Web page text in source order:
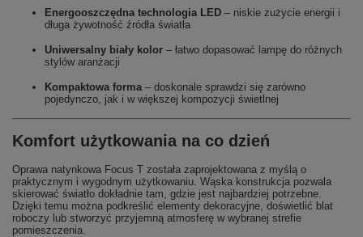
Energooszczędna technologia LED – niskie zużycie energii i
długa żywotność źródła światła
Uniwersalny biały kolor – łatwo dopasować lampę do różnych
stylów aranżacji
Kompaktowa forma– doskonale sprawdzi się zarówno
pojedynczo, jak i w większej kompozycji świetlnej
Komfort użytkowania na co dzień
Oprawa natynkowa Focus T została zaprojektowana z myślą o
praktycznym i wygodnym użytkowaniu. Wąska konstrukcja pozwala
skierować światło dokładnie tam, gdzie jest najbardziej potrzebne.
Dzięki temu można podkreślić elementy dekoracyjne, doświetlić blat
roboczy lub stworzyć przyjemną atmosferę w wybranej strefie
pomieszczenia.